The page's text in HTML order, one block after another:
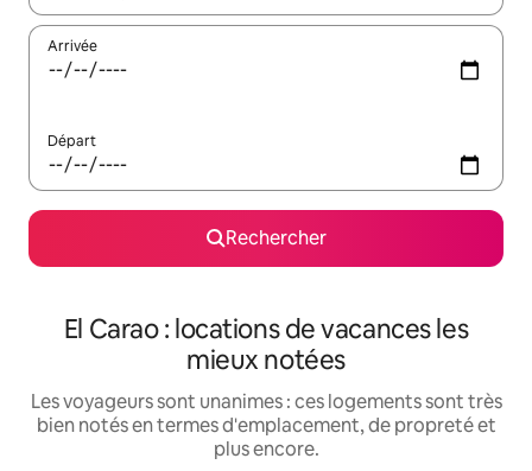
Arrivée
Départ
Rechercher
El Carao : locations de vacances les
mieux notées
Les voyageurs sont unanimes : ces logements sont très
bien notés en termes d'emplacement, de propreté et
plus encore.